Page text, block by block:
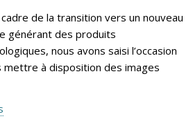
de la transition vers un nouveau
générant des produits
nous avons saisi l’occasion
mettre à disposition des images